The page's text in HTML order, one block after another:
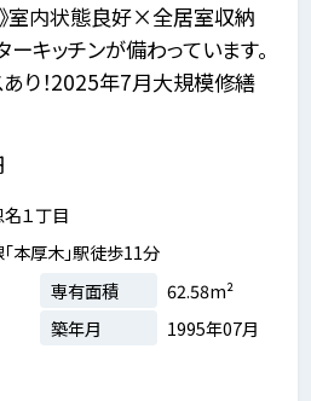
室内状態良好×全居室収納
ーキッチンが備わっています。
り！2025年7月大規模修繕
１丁目
本厚木」駅徒歩11分
専有面積
62.58m²
築年月 1995年07月